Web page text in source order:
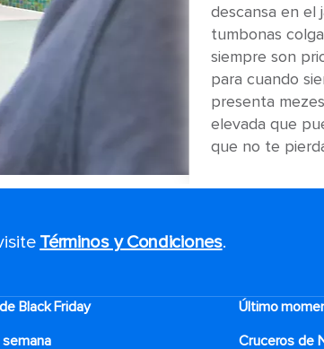
descansa en el
tumbonas
siempre son
para cuando
presenta
elevada que
que no te
Clase Sky y de
Términos y Condiciones.
Black Friday
Último
Cruceros de